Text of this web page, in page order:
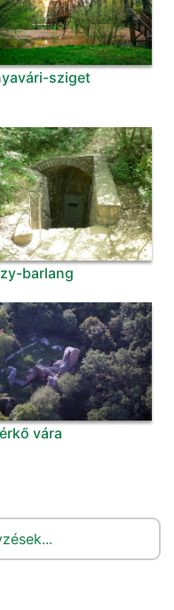
sziget
barlang
vára